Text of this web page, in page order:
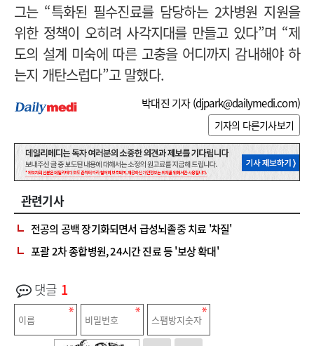
그는 “특화된 필수진료를 담당하는 2차병원 지원을
위한 정책이 오히려 사각지대를 만들고 있다”며 “제
도의 설계 미숙에 따른 고충을 어디까지 감내해야 하
는지 개탄스럽다”고 말했다.
박대진 기자 (djpark@dailymedi.com)
기자의 다른기사보기
관련기사
전공의 공백 장기화되면서 급성뇌졸중 치료 '차질'
포괄 2차 종합병원, 24시간 진료 등 '보상 확대'
댓글 1